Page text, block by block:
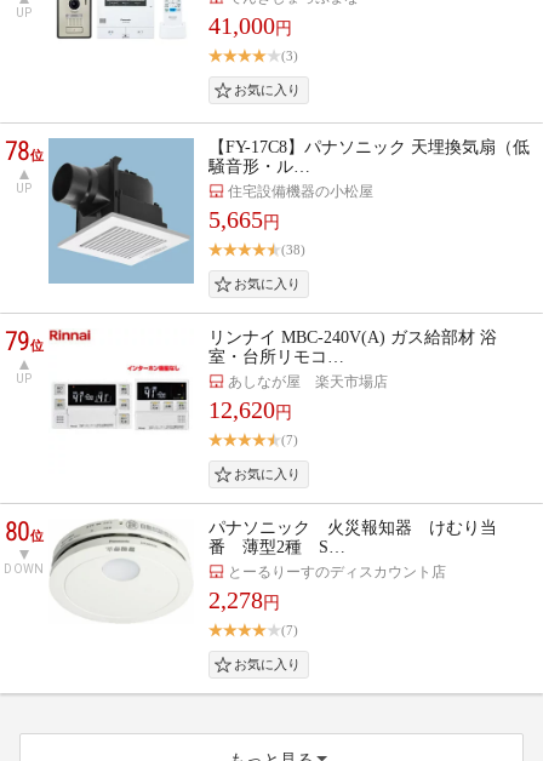
UP 41,000円
(3)
78位
UP
【FY-17C8】パナソニック 天埋換気扇（低
騒音形・ル…
住宅設備機器の小松屋
5,665円
(38)
79位
UP
リンナイ MBC-240V(A) ガス給部材 浴
室・台所リモコ…
あしなが屋 楽天市場店
12,620円
(7)
80位
DOWN
パナソニック 火災報知器 けむり当
番 薄型2種 S…
とーるりーすのディスカウント店
2,278円
(7)